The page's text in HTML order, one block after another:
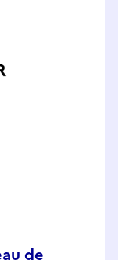
de